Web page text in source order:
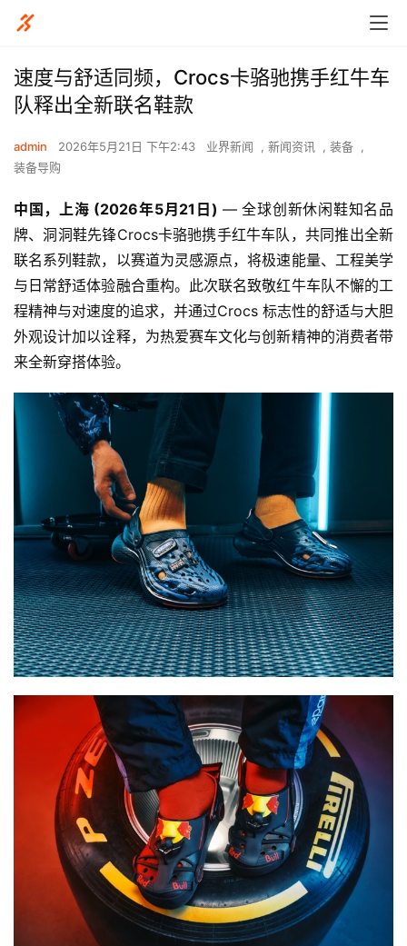
速度与舒适同频，Crocs卡骆驰携手红牛车
队释出全新联名鞋款
admin 2026年5月21日 下午2:43 业界新闻 , 新闻资讯 , 装备
,
装备导购
中国，上海 (2026年5月 21 日 ) — 全球创新休闲鞋知名品
牌、洞洞鞋先锋Crocs卡骆驰携手红牛车队，共同推出全新
联名系列鞋款，以赛道为灵感源点，将极速能量、工程美学
与日常舒适体验融合重构。此次联名致敬红牛车队不懈的工
程精神与对速度的追求，并通过Crocs 标志性的舒适与大胆
外观设计加以诠释，为热爱赛车文化与创新精神的消费者带
来全新穿搭体验。